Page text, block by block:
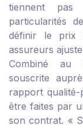
tiennent
particularités
définir le prix
assureurs
Combiné au
souscrite
rapport
être faites par
son contrat. «